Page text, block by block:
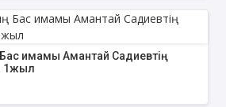
имамы Амантай Садиевтің
1жыл